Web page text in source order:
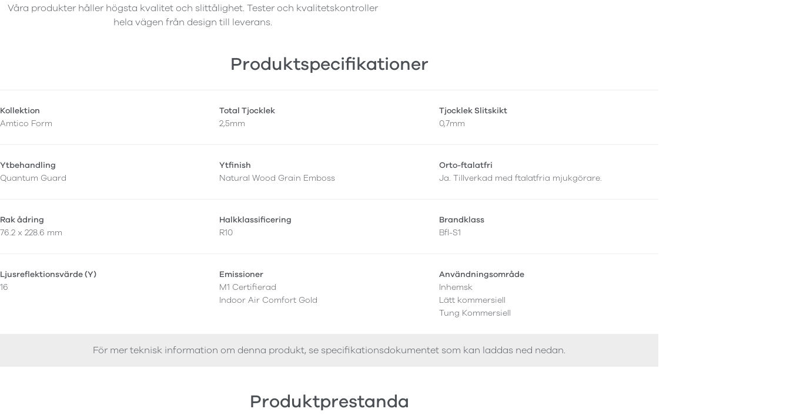
Våra produkter håller högsta kvalitet och slittålighet. Tester och kvalitetskontroller
hela vägen från design till leverans.
Produktspecifikationer
Kollektion
Amtico Form
Total Tjocklek
2,5mm
Tjocklek Slitskikt
0,7mm
Ytbehandling
Quantum Guard
Ytfinish
Natural Wood Grain Emboss
Orto-ftalatfri
Ja. Tillverkad med ftalatfria mjukgörare.
Rak ådring
76.2 x 228.6 mm
Halkklassificering
R10
Brandklass
Bfl-S1
Ljusreflektionsvärde (Y)
16
Emissioner
M1 Certifierad
Indoor Air Comfort Gold
Användningsområde
Inhemsk
Lätt kommersiell
Tung Kommersiell
För mer teknisk information om denna produkt, se specifikationsdokumentet som kan laddas ned nedan.
Produktprestanda